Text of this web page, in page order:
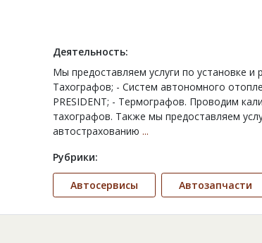
Деятельность:
Мы предоставляем услуги по установке и
Тахографов; - Систем автономного
PRESIDENT; - Термографов. Проводим
тахографов. Также мы предоставляем
автострахованию ...
Рубрики:
Автосервисы Автозапчасти